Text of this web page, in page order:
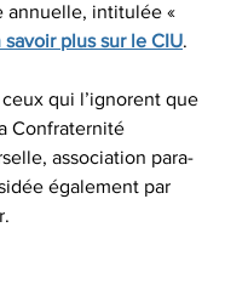
annuelle, intitulée «
savoir plus sur le CIU.
qui l’ignorent que
Confraternité
association para-
également par